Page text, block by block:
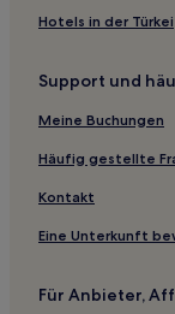
San Zenone al Po
Monticelli
Bosnasco Hotels
Gerenzago
Meleti Hotels
Hotels nahe
Cavacurta Hotels
Hotels in der Türkei
Support und
Meine Buchungen
Häufig gestellte
Kontakt
Eine Unterkunft
Für Anbieter,